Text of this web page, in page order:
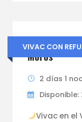
VIVAC CON
Vivac y
Moros
2 días 1
Disponible:
Vivac en el